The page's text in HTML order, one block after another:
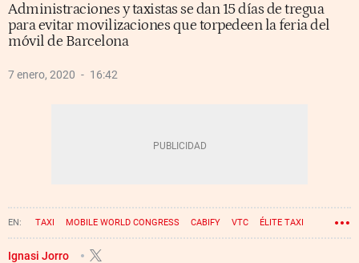
Administraciones y taxistas se dan 15 días de tregua
para evitar movilizaciones que torpedeen la feria del
móvil de Barcelona
7 enero, 2020 16:42
TAXI MOBILE WORLD CONGRESS CABIFY VTC ÉLITE TAXI
Ignasi Jorro